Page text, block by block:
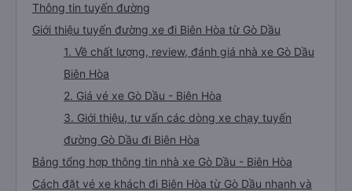
Thông tin tuyến đường
Giới thiệu tuyến đường xe đi Biên Hòa từ Gò Dầu
1. Về chất lượng, review, đánh giá nhà xe Gò Dầu
Biên Hòa
2. Giá vé xe Gò Dầu - Biên Hòa
3. Giới thiệu, tư vấn các dòng xe chạy tuyến
đường Gò Dầu đi Biên Hòa
Bảng tổng hợp thông tin nhà xe Gò Dầu - Biên Hòa
Cách đặt vé xe khách đi Biên Hòa từ Gò Dầu nhanh và